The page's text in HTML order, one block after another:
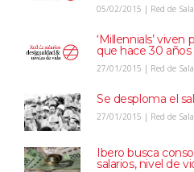
05/02/2015 | Red de
‘Millennials’ viven
que hace 30 años
27/01/2015 | Red de
Se desploma el
27/01/2015 | Red de
Ibero busca
salarios, nivel de